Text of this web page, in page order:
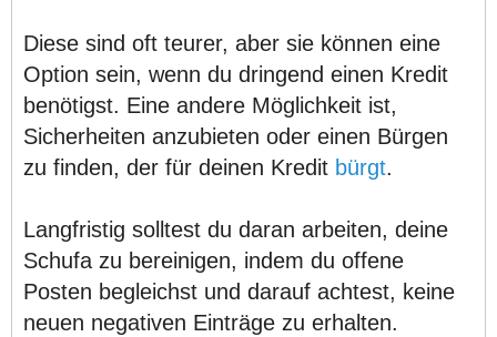
Diese sind oft teurer, aber sie können eine
Option sein, wenn du dringend einen Kredit
benötigst. Eine andere Möglichkeit ist,
Sicherheiten anzubieten oder einen Bürgen
zu finden, der für deinen Kredit bürgt.
Langfristig solltest du daran arbeiten, deine
Schufa zu bereinigen, indem du offene
Posten begleichst und darauf achtest, keine
neuen negativen Einträge zu erhalten.